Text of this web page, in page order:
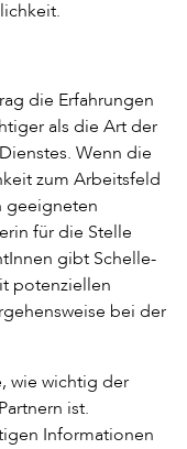
die Erfahrungen
als die Art der
Wenn die
zum Arbeitsfeld
geeigneten
für die Stelle
gibt Schelle-
potenziellen
bei der
wie wichtig der
ist.
Informationen